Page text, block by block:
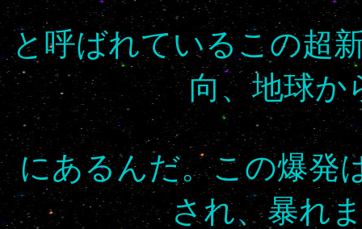
と呼ばれているこの超
向、地球か
にあるんだ。この爆発
され、暴れ